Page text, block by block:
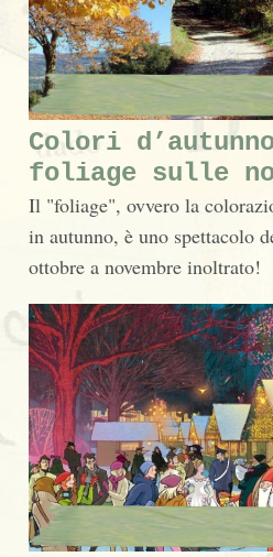
Colori
foliage sulle
Il "foliage", ovvero la
in autunno, è uno spettacolo
ottobre a novembre inoltrato!